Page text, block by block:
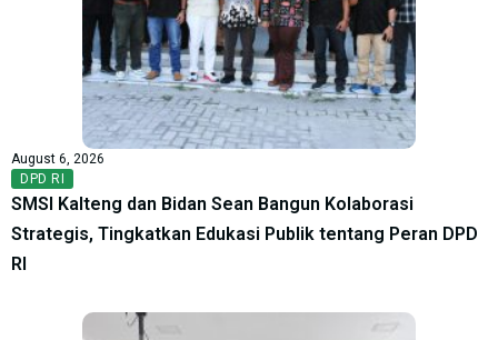
August 6, 2026
DPD RI
SMSI Kalteng dan Bidan Sean Bangun Kolaborasi
Strategis, Tingkatkan Edukasi Publik tentang Peran DPD
RI